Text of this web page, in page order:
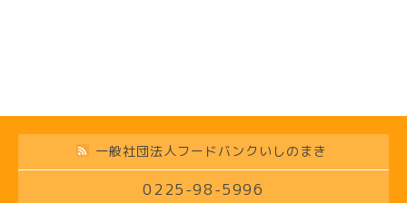
一般社団法人フードバンクいしのまき
0225-98-5996